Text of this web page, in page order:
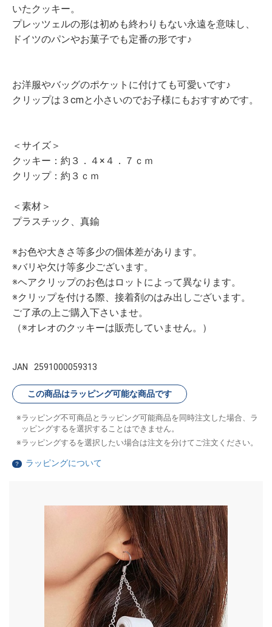
いたクッキー。
プレッツェルの形は初めも終わりもない永遠を意味し、
ドイツのパンやお菓子でも定番の形です♪
お洋服やバッグのポケットに付けても可愛いです♪
クリップは３cmと小さいのでお子様にもおすすめです。
＜サイズ＞
クッキー：約３．４×４．７ｃｍ
クリップ：約３ｃｍ
＜素材＞
プラスチック、真鍮
※お色や大きさ等多少の個体差があります。
※バリや欠け等多少ございます。
※ヘアクリップのお色はロットによって異なります。
※クリップを付ける際、接着剤のはみ出しございます。
ご了承の上ご購入下さいませ。
（※オレオのクッキーは販売していません。）
JAN 2591000059313
この商品はラッピング可能な商品です
ラッピング不可商品とラッピング可能商品を同時注文した場合、ラ
ッピングするを選択することはできません。
ラッピングするを選択したい場合は注文を分けてご注文ください。
？ ラッピングについて